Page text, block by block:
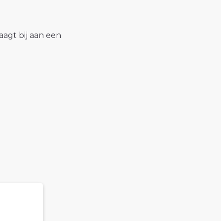
bij aan een